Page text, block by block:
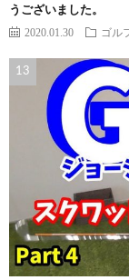
うございました。
2020.01.30 ゴル